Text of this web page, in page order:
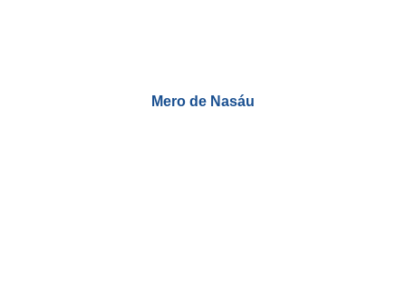
Mero de Nasáu